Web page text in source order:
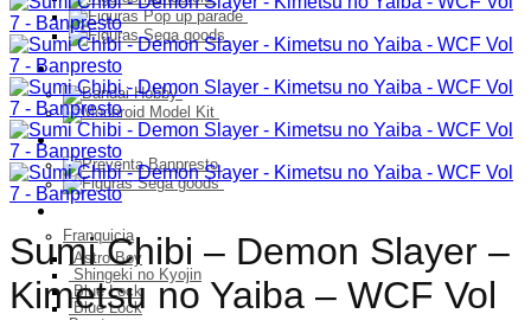
Model Kit
PELUCHES
Franquicia
Franquicia
Astro Boy
Shingeki no Kyojin
Blue Lock
Blue Lock
Sumi Chibi – Demon Slayer –
Kimetsu no Yaiba – WCF Vol